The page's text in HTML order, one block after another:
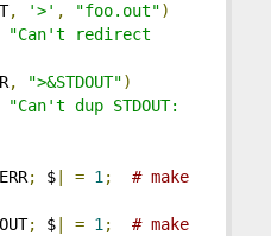
, '>' , "foo.out")
"Can't redirect
, ">&STDOUT")
"Can't dup STDOUT:
; $| = 1 ;
# make
; $| = 1 ;
# make